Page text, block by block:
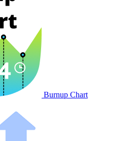
Burnup Chart